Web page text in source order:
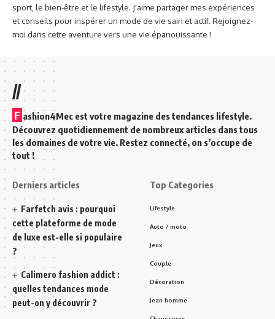
sport, le bien-être et le lifestyle. J'aime partager mes expériences
et conseils pour inspérer un mode de vie sain et actif. Rejoignez-
moi dans cette aventure vers une vie épanouissante !
//
F ashion4Mec est votre magazine des tendances lifestyle.
Découvrez quotidiennement de nombreux articles dans tous
les domaines de votre vie. Restez connecté, on s’occupe de
tout !
Derniers articles
Farfetch avis : pourquoi
cette plateforme de mode
de luxe est-elle si populaire
?
Calimero fashion addict :
quelles tendances mode
peut-on y découvrir ?
Top Categories
Lifestyle
Auto / moto
Jeux
Couple
Décoration
Jean homme